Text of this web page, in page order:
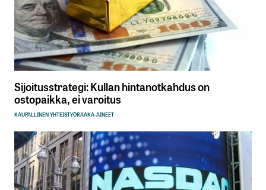
Sijoitusstrategi: Kullan hintanotkahdus on
ostopaikka, ei varoitus
KAUPALLINEN YHTEISTYÖRAAKA-AINEET